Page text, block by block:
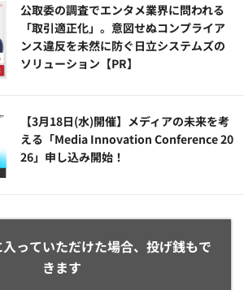
公​​取委の調査でエンタメ業界に問われる
「取引適正化」。意図せぬコンプライア
ンス違反を未然に防ぐ日立システムズの
ソリューション​【PR】
【3月18日(水)開催】メディアの未来を考
える「Media Innovation Conference 20
26」申し込み開始！
っていただけた場合、投げ銭もで
きます